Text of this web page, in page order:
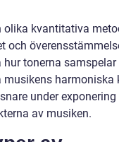
kvantitativa
och
tonerna samspelar
harmoniska
under
av musiken.